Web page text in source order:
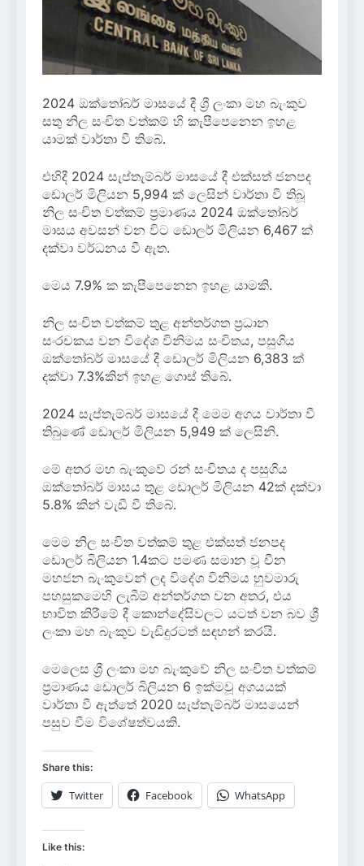
2024 ඔක්තෝබර් මාසයේ දී ශ්‍රී ලංකා මහ බැංකුව
සතු නිල සංචිත වත්කම් හි කැපීපෙනෙන ඉහළ
යාමක් වාර්තා වී තිබේ.
එහිදී 2024 සැප්තැම්බර් මාසයේ දී එක්සත් ජනපද
ඩොලර් මිලියන 5,994 ක් ලෙසින් වාර්තා වී තිබූ
නිල සංචිත වත්කම් ප්‍රමාණය 2024 ඔක්තෝබර්
මාසය අවසන් වන විට ඩොලර් මිලියන 6,467 ක්
දක්වා වර්ධනය වී ඇත.
මෙය 7.9% ක කැපීපෙනෙන ඉහළ යාමකි.
නිල සංචිත වත්කම් තුළ අන්තර්ගත ප්‍රධාන
සංරචකය වන විදේශ විනිමය සංචිතය, පසුගිය
ඔක්තෝබර් මාසයේ දී ඩොලර් මිලියන 6,383 ක්
දක්වා 7.3%කින් ඉහළ ගොස් තිබේ.
2024 සැප්තැම්බර් මාසයේ දී මෙම අගය වාර්තා වී
තිබුණේ ඩොලර් මිලියන 5,949 ක් ලෙසිනි.
මේ අතර මහ බැංකුවේ රන් සංචිතය ද පසුගිය
ඔක්තෝබර් මාසය තුළ ඩොලර් මිලියන 42ක් දක්වා
5.8% කින් වැඩී වී තිබේ.
මෙම නිල සංචිත වත්කම් තුළ එක්සත් ජනපද
ඩොලර් බිලියන 1.4කට පමණ සමාන වූ චීන
මහජන බැංකුවෙන් ලද විදේශ විනිමය හුවමාරු
පහසුකමෙහි ලැබීම් අන්තර්ගත වන අතර, එය
භාවිත කිරීමේ දී කොන්දේසිවලට යටත් වන බව ශ්‍රී
ලංකා මහ බැංකුව වැඩිදුරටත් සඳහන් කරයි.
මෙලෙස ශ්‍රී ලංකා මහ බැංකුවේ නිල සංචිත වත්කම්
ප්‍රමාණය ඩොලර් බිලියන 6 ඉක්මවූ අගයයක්
වාර්තා වී ඇත්තේ 2020 සැප්තැම්බර් මාසයෙන්
පසුව වීම විශේෂත්වයකි.
Share this:
Twitter Facebook WhatsApp
Like this: